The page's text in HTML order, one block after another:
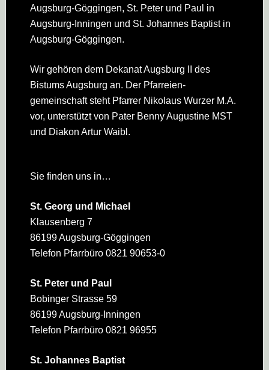
Augsburg-Göggingen, St. Peter und Paul in
Augsburg-Inningen und St. Johannes Baptist in
Augsburg-Göggingen.
Wir gehören dem Dekanat Augsburg II des
Bistums Augsburg an. Der Pfarreien­
gemeinschaft steht Pfarrer Nikolaus Wurzer M.A.
vor, unterstützt von Pater Benny Augustine MST
und Diakon Artur Waibl.
Sie finden uns in…
St. Georg und Michael
Klausenberg 7
86199 Augsburg-Göggingen
Telefon Pfarrbüro 0821 90653-0
St. Peter und Paul
Bobinger Strasse 59
86199 Augsburg-Inningen
Telefon Pfarrbüro 0821 96955
St. Johannes Baptist